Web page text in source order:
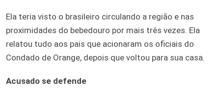
Ela teria visto o brasileiro circulando a região e nas
proximidades do bebedouro por mais três vezes. Ela
relatou tudo aos pais que acionaram os oficiais do
Condado de Orange, depois que voltou para sua casa.
Acusado se defende